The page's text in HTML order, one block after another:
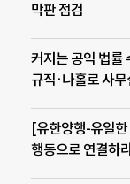
막판 점검
커지는 공익 법률
규직·나홀로 사
[유한양행-유일
행동으로 연결하